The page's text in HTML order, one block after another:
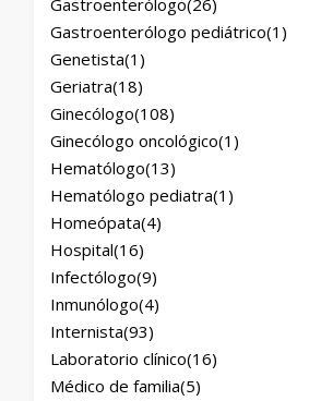
Gastroenterólogo(26)
Gastroenterólogo pediátrico(1)
Genetista(1)
Geriatra(18)
Ginecólogo(108)
Ginecólogo oncológico(1)
Hematólogo(13)
Hematólogo pediatra(1)
Homeópata(4)
Hospital(16)
Infectólogo(9)
Inmunólogo(4)
Internista(93)
Laboratorio clínico(16)
Médico de familia(5)